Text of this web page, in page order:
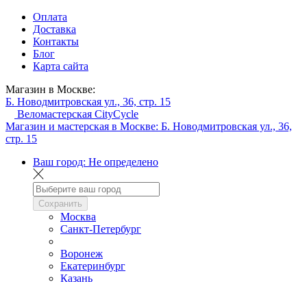
Оплата
Доставка
Контакты
Блог
Карта сайта
Магазин в Москве:
Б. Новодмитровская ул., 36, стр. 15
Веломастерская CityCycle
Магазин и мастерская в Москве: Б. Новодмитровская ул., 36,
стр. 15
Ваш город: Не определено
Сохранить
Москва
Санкт-Петербург
Воронеж
Екатеринбург
Казань